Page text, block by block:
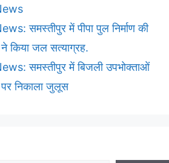
समस्तीपुर में पीपा पुल निर्माण की
ने किया जल सत्याग्रह.
समस्तीपुर में बिजली उपभोक्ताओं
निकाला जुलूस